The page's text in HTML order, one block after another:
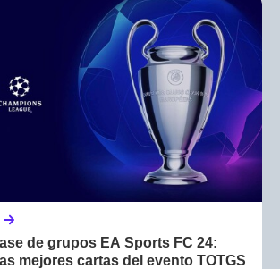
de grupos EA Sports FC 24:
mejores cartas del evento TOTGS